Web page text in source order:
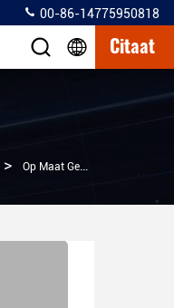
00-86-14775950818
Citaat
> Op Maat Gemaakte SMT-Inspectieapparatuur Voor Wafers